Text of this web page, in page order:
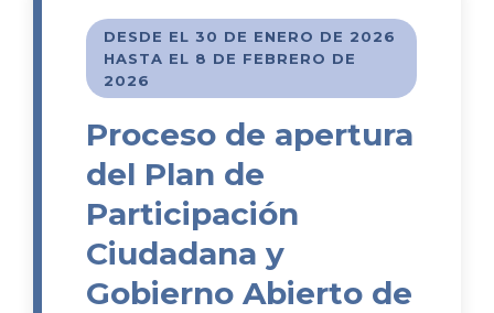
DESDE EL 30 DE ENERO DE 2026
HASTA EL 8 DE FEBRERO DE
2026
Proceso de apertura
del Plan de
Participación
Ciudadana y
Gobierno Abierto de